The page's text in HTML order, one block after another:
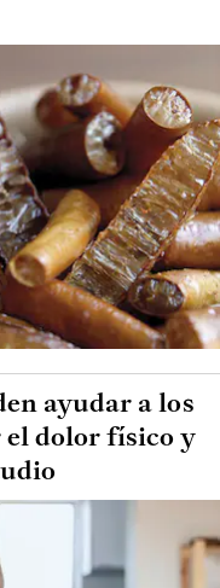
ayudar a los
el dolor físico y